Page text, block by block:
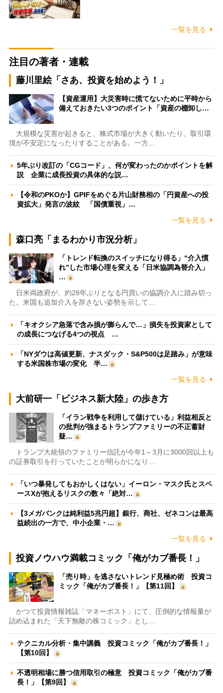
一覧を見る
注目の著者・連載
藤川里絵「さあ、投資を始めよう！」
【資産運用】大災害時に慌てないために平時から
備えておきたい3つのポイント「資産の棚卸し…
大規模な災害が起きると、株式市場が大きく動いたり、取引環
境が不安定になったりすることがある。一方…
5年ぶり改訂の「CGコード」、何が変わったのかポイントを解
説 企業に成長投資の具体的な説…
【令和のPKOか】GPIFをめぐる片山財務相の「円資産への投
資拡大」発言の波紋 「国債重視」…
一覧を見る
森口亮「まるわかり市況分析」
「トレンド転換のスイッチになり得る」“介入慣
れ”した市場心理を変える「日米協調為替介入」
…
日米両政府が、約28年ぶりとなる円買いの協調介入に踏み切っ
た。米国も追加介入を辞さない姿勢を示して…
「キオクシア急落で含み損が膨らんで…」損失を投資家として
の成長につなげる4つの視点 …
「NYダウは高値更新、ナスダック・S&P500は足踏み」が意味
する米国株市場の変化 半…
一覧を見る
大前研一「ビジネス新大陸」の歩き方
「イラン戦争を利用して儲けている」利益相反と
の批判が強まるトランプファミリーの不正蓄財
疑…
トランプ大統領のファミリー信託が今年1～3月に3000回以上も
の証券取引を行っていたことが明らかになり…
「いつ暴発してもおかしくはない」イーロン・マスク氏とスペ
ースXが抱えるリスクの数々「絶対…
【3メガバンクは純利益5兆円超】銀行、商社、ゼネコンは最高
益続出の一方で、中小企業・…
一覧を見る
投資ノウハウ満載コミック「俺がカブ番長！」
「売り時」を逃さないトレンド見極め術 投資コ
ミック「俺がカブ番長！」【第11回】
かつて投資情報雑誌「マネーポスト」にて、圧倒的な情報量が
詰め込まれた「天下無敵の株コミック」とし…
テクニカル分析・集中講義 投資コミック「俺がカブ番長！」
【第10回】
不透明相場に勝つ信用取引の極意 投資コミック「俺がカブ番
長！」【第9回】